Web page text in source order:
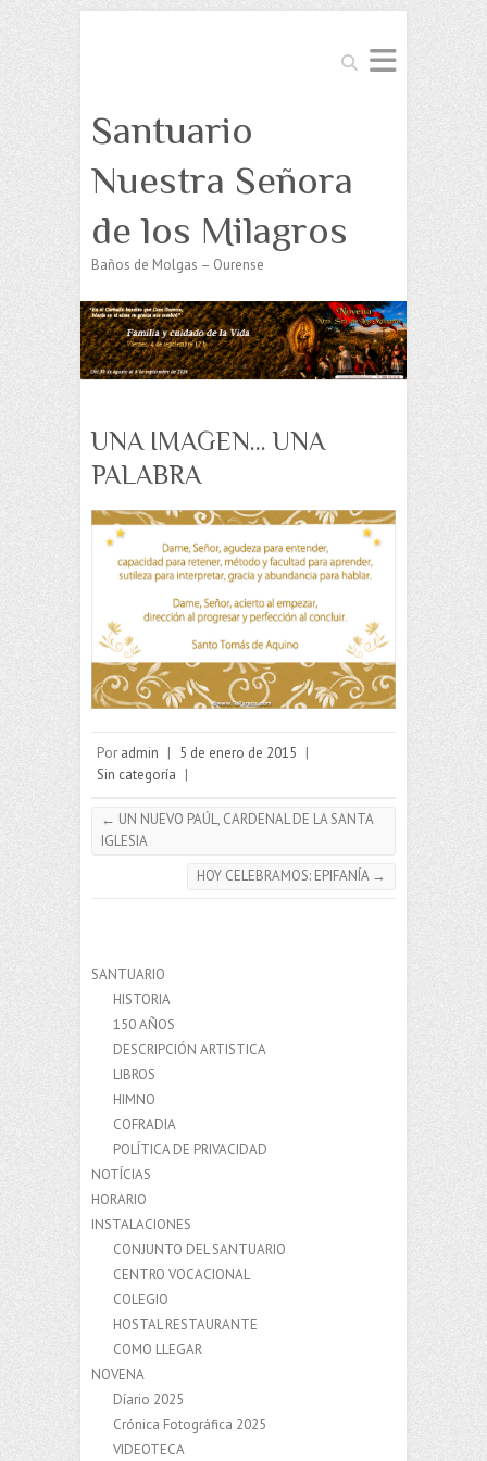
Buscar
Santuario
Nuestra Señora
de los Milagros
Baños de Molgas – Ourense
UNA IMAGEN… UNA
PALABRA
Por admin | 5 de enero de 2015 |
Sin categoría |
← UN NUEVO PAÚL, CARDENAL DE LA SANTA
IGLESIA
HOY CELEBRAMOS: EPIFANÍA →
SANTUARIO
HISTORIA
150 AÑOS
DESCRIPCIÓN ARTISTICA
LIBROS
HIMNO
COFRADIA
POLÍTICA DE PRIVACIDAD
NOTÍCIAS
HORARIO
INSTALACIONES
CONJUNTO DEL SANTUARIO
CENTRO VOCACIONAL
COLEGIO
HOSTAL RESTAURANTE
COMO LLEGAR
NOVENA
Díario 2025
Crónica Fotográfica 2025
VIDEOTECA